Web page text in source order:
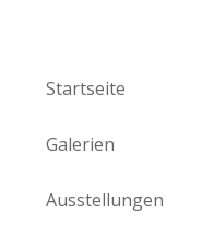
Startseite
Galerien
Ausstellungen